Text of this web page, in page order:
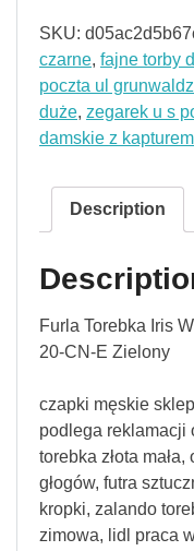
SKU:
czarne, fajne torby
poczta ul
duże, zegarek u s
damskie z kapturem
Description
Furla Torebka Iris
20-CN-E Zielony
czapki męskie
podlega reklamacji
torebka złota
głogów, futra
kropki, zalando
zimowa, lidl praca